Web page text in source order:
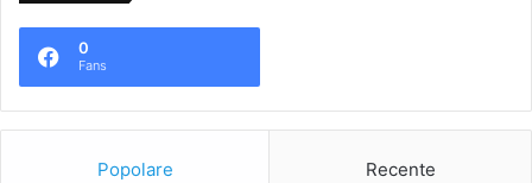
0
Fans
Popolare Recente